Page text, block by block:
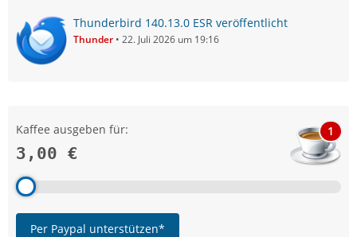
Thunderbird 140.13.0 ESR veröffentlicht
Thunder 22. Juli 2026 um 19:16
Kaffee ausgeben für:
3,00 €
1
Per Paypal unterstützen*